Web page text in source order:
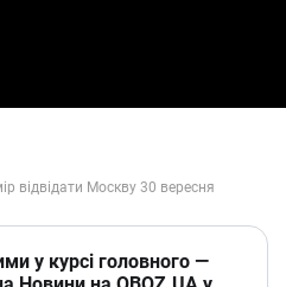
у курсі головного —